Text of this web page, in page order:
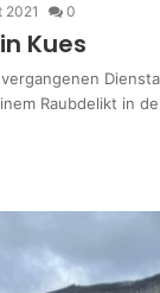
2021 0
Kues
Raubdelikt in